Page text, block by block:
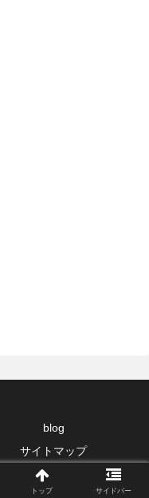
blog
サイトマップ
All Rights Reserved.
トップ サイドバー